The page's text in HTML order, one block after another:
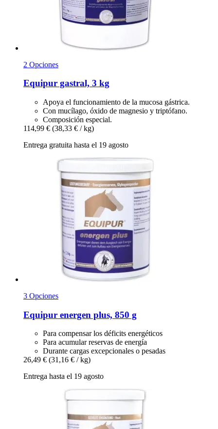
2 Opciones
Equipur gastral, 3 kg
Apoya el funcionamiento de la mucosa gástrica.
Con mucílago, óxido de magnesio y triptófano.
Composición especial.
114,99 € (38,33 € / kg)
Entrega gratuita hasta el 19 agosto
3 Opciones
Equipur energen plus, 850 g
Para compensar los déficits energéticos
Para acumular reservas de energía
Durante cargas excepcionales o pesadas
26,49 € (31,16 € / kg)
Entrega hasta el 19 agosto